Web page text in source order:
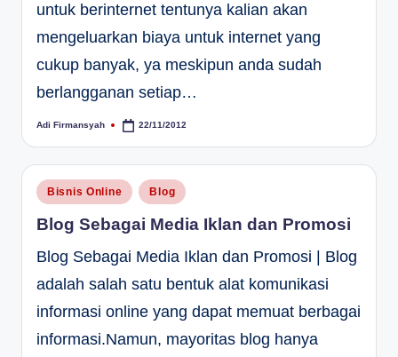
untuk berinternet tentunya kalian akan
mengeluarkan biaya untuk internet yang
cukup banyak, ya meskipun anda sudah
berlangganan setiap…
Posted
Adi Firmansyah 22/11/2012
Posted
in
Bisnis Online Blog
Blog Sebagai Media Iklan dan Promosi
Blog Sebagai Media Iklan dan Promosi | Blog
adalah salah satu bentuk alat komunikasi
informasi online yang dapat memuat berbagai
informasi.Namun, mayoritas blog hanya